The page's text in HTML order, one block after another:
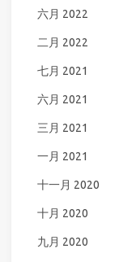
六月 2022
二月 2022
七月 2021
六月 2021
三月 2021
一月 2021
十一月 2020
十月 2020
九月 2020